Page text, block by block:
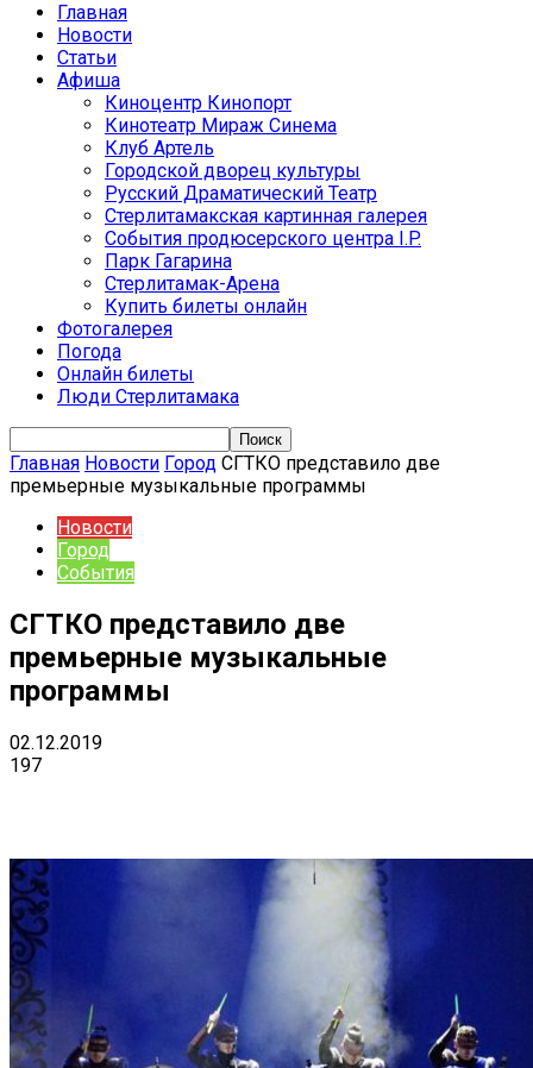
Главная
Новости
Статьи
Афиша
Киноцентр Кинопорт
Кинотеатр Мираж Синема
Клуб Артель
Городской дворец культуры
Русский Драматический Театр
Стерлитамакская картинная галерея
События продюсерского центра I.P.
Парк Гагарина
Стерлитамак-Арена
Купить билеты онлайн
Фотогалерея
Погода
Онлайн билеты
Люди Стерлитамака
Главная Новости Город СГТКО представило две
премьерные музыкальные программы
Новости
Город
События
СГТКО представило две
премьерные музыкальные
программы
02.12.2019
197